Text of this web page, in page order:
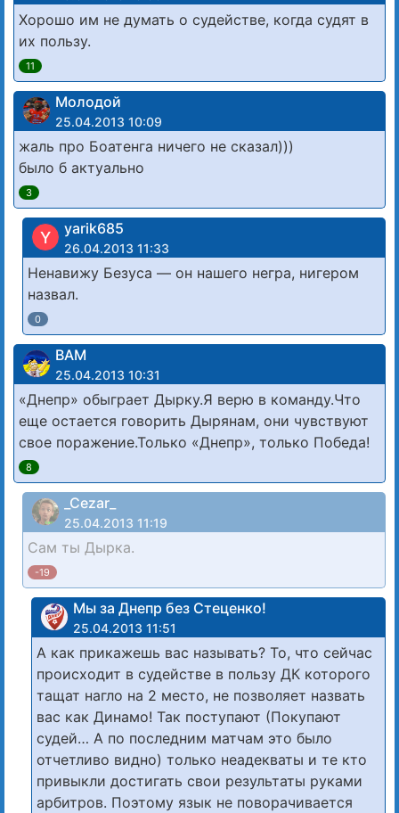
Хорошо им не думать о судействе, когда судят в
их пользу.
11
Молодой
25.04.2013 10:09
жаль про Боатенга ничего не сказал)))
было б актуально
3
Y yarik685
26.04.2013 11:33
Ненавижу Безуса — он нашего негра, нигером
назвал.
0
ВАМ
25.04.2013 10:31
«Днепр» обыграет Дырку.Я верю в команду.Что
еще остается говорить Дырянам, они чувствуют
свое поражение.Только «Днепр», только Победа!
8
_Cezar_
25.04.2013 11:19
Сам ты Дырка.
-19
Мы за Днепр без Стеценко!
25.04.2013 11:51
А как прикажешь вас называть? То, что сейчас
происходит в судействе в пользу ДК которого
тащат нагло на 2 место, не позволяет назвать
вас как Динамо! Так поступают (Покупают
судей… А по последним матчам это было
отчетливо видно) только неадекваты и те кто
привыкли достигать свои результаты руками
арбитров. Поэтому язык не поворачивается